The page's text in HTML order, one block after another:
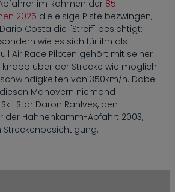
im Rahmen der 85.
2025 die eisige Piste bezwingen,
Costa die "Streif" besichtigt:
wie es sich für ihn als
Air Race Piloten gehört mit seiner
knapp über der Strecke wie möglich
von 350km/h. Dabei
Manövern niemand
Star Daron Rahlves, den
der Hahnenkamm-Abfahrt 2003,
Streckenbesichtigung.